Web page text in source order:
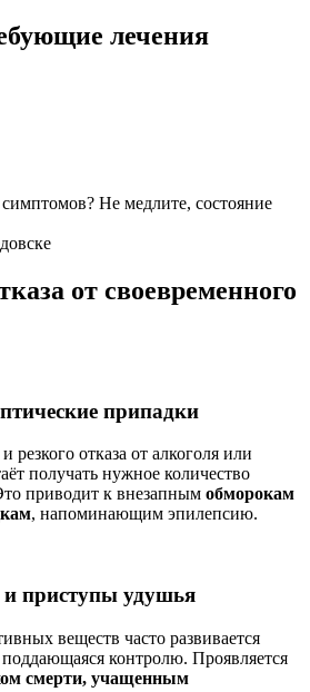
лечения
Не медлите, состояние
от своевременного
припадки
отказа от алкоголя или
получать нужное количество
приводит к внезапным обморокам
, напоминающим эпилепсию.
и приступы удушья
веществ часто развивается
поддающаяся контролю. Проявляется
смерти, учащенным